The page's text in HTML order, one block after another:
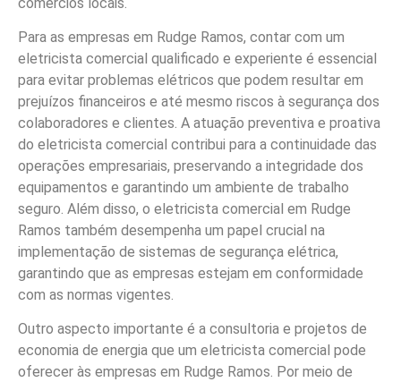
Para as empresas em Rudge Ramos, contar com um
eletricista comercial qualificado e experiente é essencial
para evitar problemas elétricos que podem resultar em
prejuízos financeiros e até mesmo riscos à segurança dos
colaboradores e clientes. A atuação preventiva e proativa
do eletricista comercial contribui para a continuidade das
operações empresariais, preservando a integridade dos
equipamentos e garantindo um ambiente de trabalho
seguro. Além disso, o eletricista comercial em Rudge
Ramos também desempenha um papel crucial na
implementação de sistemas de segurança elétrica,
garantindo que as empresas estejam em conformidade
com as normas vigentes.
Outro aspecto importante é a consultoria e projetos de
economia de energia que um eletricista comercial pode
oferecer às empresas em Rudge Ramos. Por meio de